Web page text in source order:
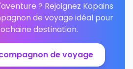
? Rejoignez Kopains
de voyage idéal pour
destination.
de voyage